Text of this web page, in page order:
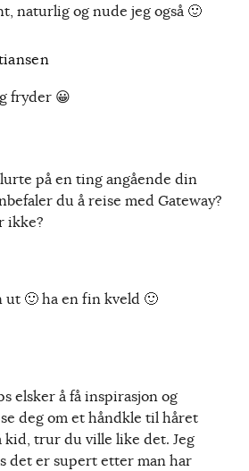
naturlig og nude jeg også 🙂
fryder 😀
på en ting angående din
du å reise med Gateway?
ikke?
ut 🙂 ha en fin kveld 🙂
elsker å få inspirasjon og
deg om et håndkle til håret
kid, trur du ville like det. Jeg
det er supert etter man har